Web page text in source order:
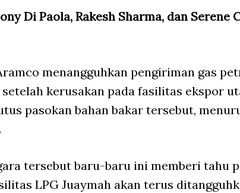
Di Paola, Rakesh Sharma, dan Serene
menangguhkan pengiriman gas
setelah kerusakan pada fasilitas ekspor
pasokan bahan bakar tersebut,
tersebut baru-baru ini memberi tahu
LPG Juaymah akan terus